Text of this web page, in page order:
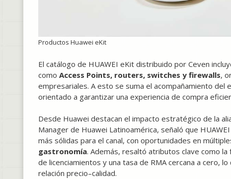
Productos Huawei eKit
El catálogo de HUAWEI eKit distribuido por Ceven
como Access Points, routers, switches y firewalls,
empresariales. A esto se suma el acompañamiento
orientado a garantizar una experiencia de compra
Desde Huawei destacan el impacto estratégico de la
Manager de Huawei Latinoamérica, señaló que
más sólidas para el canal, con oportunidades en
gastronomía. Además, resaltó atributos clave como la
de licenciamientos y una tasa de RMA cercana a cero,
relación precio–calidad.